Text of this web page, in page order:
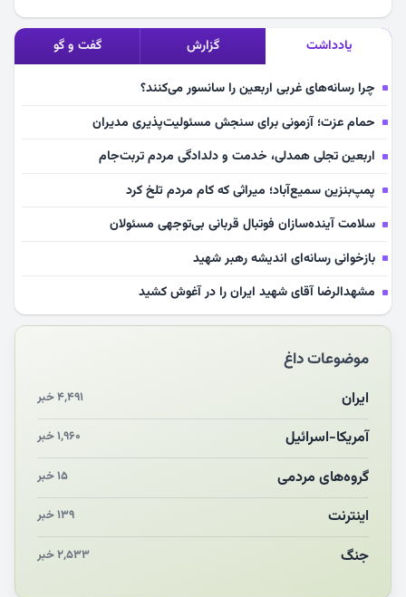
یادداشت گزارش گفت و گو
چرا رسانه‌های غربی اربعین را سانسور می‌کنند؟
حمام عزت؛ آزمونی برای سنجش مسئولیت‌پذیری مدیران
اربعین تجلی همدلی، خدمت و دلدادگی مردم تربت‌جام
پمپ‌بنزین سمیع‌آباد؛ میراثی که کام مردم تلخ کرد
سلامت آینده‌سازان فوتبال قربانی بی‌توجهی مسئولان
بازخوانی رسانه‌ای اندیشه رهبر شهید
مشهدالرضا آقای شهید ایران را در آغوش کشید
مکن ای صبح طلوع
چرایی «استقبال از آقای ایران»
انقلاب مردمی و مردم انقلابی
مرگ خاموش زیست‌محیطی در منطقه تربت‌جام
چو‌ن‌وچرا در «علی‌الاصول» یا انتظار برای تحقق شروط
موضوعات داغ
ایران ۴,۴۹۱ خبر
آمریکا-اسرائیل ۱,۹۶۰ خبر
گروه‌های مردمی ۱۵ خبر
اینترنت ۱۳۹ خبر
جنگ ۲,۵۳۳ خبر